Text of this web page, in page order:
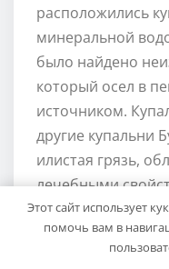
расположились
минеральной
было найдено
который осел в
источником.
другие купальни
илистая грязь,
лечебными
Из-за этой
закрепилось
Этот сайт использует
помочь вам в